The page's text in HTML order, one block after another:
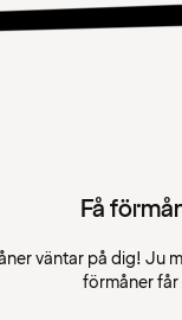
Få
väntar på dig! Ju
förmåner får